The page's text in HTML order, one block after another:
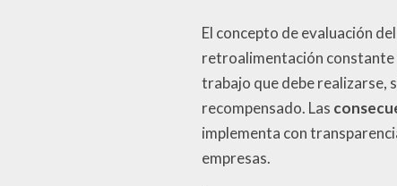
El concepto de evaluación
retroalimentación constante
trabajo que debe realizarse,
recompensado. Las
implementa con
empresas.